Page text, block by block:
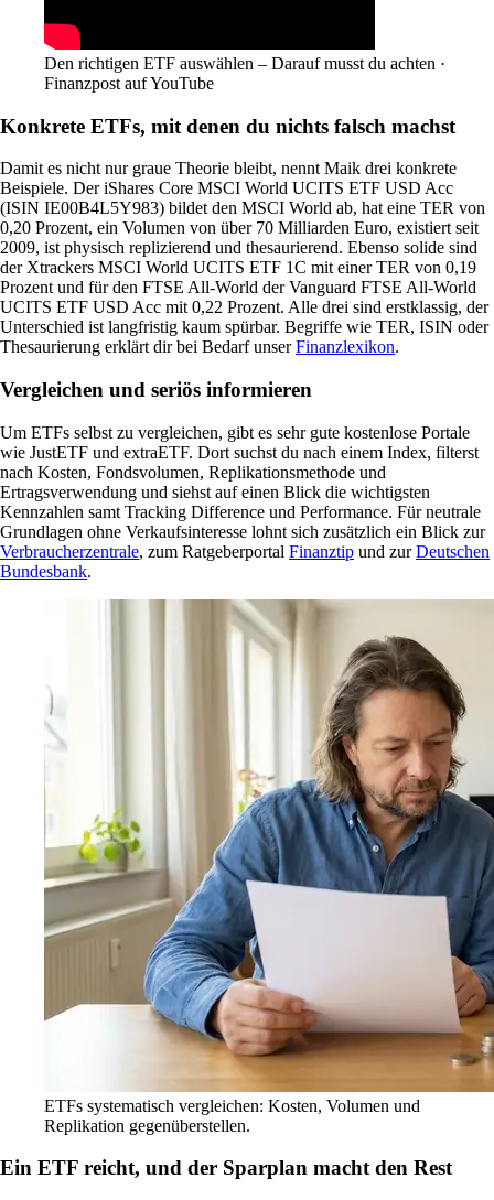
Den richtigen ETF auswählen – Darauf musst du achten ·
Finanzpost auf YouTube
Konkrete ETFs, mit denen du nichts falsch machst
Damit es nicht nur graue Theorie bleibt, nennt Maik drei konkrete
Beispiele. Der iShares Core MSCI World UCITS ETF USD Acc
(ISIN IE00B4L5Y983) bildet den MSCI World ab, hat eine TER von
0,20 Prozent, ein Volumen von über 70 Milliarden Euro, existiert seit
2009, ist physisch replizierend und thesaurierend. Ebenso solide sind
der Xtrackers MSCI World UCITS ETF 1C mit einer TER von 0,19
Prozent und für den FTSE All-World der Vanguard FTSE All-World
UCITS ETF USD Acc mit 0,22 Prozent. Alle drei sind erstklassig, der
Unterschied ist langfristig kaum spürbar. Begriffe wie TER, ISIN oder
Thesaurierung erklärt dir bei Bedarf unserFinanzlexikon.
Vergleichen und seriös informieren
Um ETFs selbst zu vergleichen, gibt es sehr gute kostenlose Portale
wie JustETF und extraETF. Dort suchst du nach einem Index, filterst
nach Kosten, Fondsvolumen, Replikationsmethode und
Ertragsverwendung und siehst auf einen Blick die wichtigsten
Kennzahlen samt Tracking Difference und Performance. Für neutrale
Grundlagen ohne Verkaufsinteresse lohnt sich zusätzlich ein Blick zur
Verbraucherzentrale, zum Ratgeberportal Finanztip und zurDeutschen
Bundesbank.
ETFs systematisch vergleichen: Kosten, Volumen und
Replikation gegenüberstellen.
Ein ETF reicht, und der Sparplan macht den Rest